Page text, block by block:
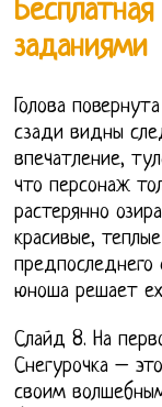
заданиями
Голова
сзади видны
впечатление,
что персонаж
растерянно
красивые,
предпоследнего
юноша решает
Слайд 8. На
Снегурочка –
своим